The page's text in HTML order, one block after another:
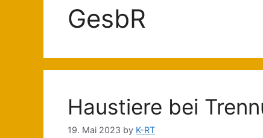
GesbR
Haustiere bei
19. Mai 2023 by K-RT